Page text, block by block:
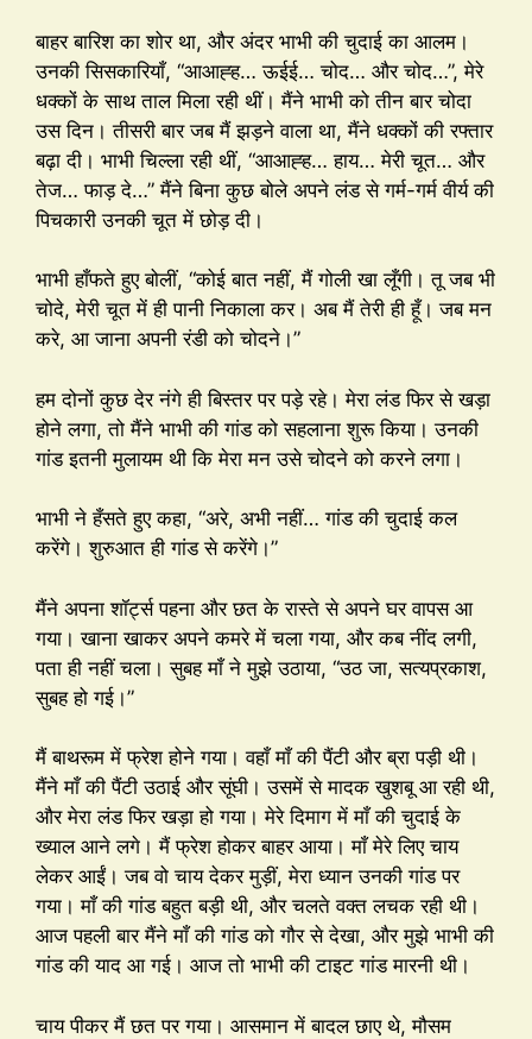
बाहर बारिश का शोर था, और अंदर भाभी की चुदाई का आलम।
उनकी सिसकारियाँ, “आआह्ह… ऊईई… चोद… और चोद…”, मेरे
धक्कों के साथ ताल मिला रही थीं। मैंने भाभी को तीन बार चोदा
उस दिन। तीसरी बार जब मैं झड़ने वाला था, मैंने धक्कों की रफ्तार
बढ़ा दी। भाभी चिल्ला रही थीं, “आआह्ह… हाय… मेरी चूत… और
तेज… फाड़ दे…” मैंने बिना कुछ बोले अपने लंड से गर्म-गर्म वीर्य की
पिचकारी उनकी चूत में छोड़ दी।
भाभी हाँफते हुए बोलीं, “कोई बात नहीं, मैं गोली खा लूँगी। तू जब भी
चोदे, मेरी चूत में ही पानी निकाला कर। अब मैं तेरी ही हूँ। जब मन
करे, आ जाना अपनी रंडी को चोदने।”
हम दोनों कुछ देर नंगे ही बिस्तर पर पड़े रहे। मेरा लंड फिर से खड़ा
होने लगा, तो मैंने भाभी की गांड को सहलाना शुरू किया। उनकी
गांड इतनी मुलायम थी कि मेरा मन उसे चोदने को करने लगा।
भाभी ने हँसते हुए कहा, “अरे, अभी नहीं… गांड की चुदाई कल
करेंगे। शुरुआत ही गांड से करेंगे।”
मैंने अपना शॉर्ट्स पहना और छत के रास्ते से अपने घर वापस आ
गया। खाना खाकर अपने कमरे में चला गया, और कब नींद लगी,
पता ही नहीं चला। सुबह माँ ने मुझे उठाया, “उठ जा, सत्यप्रकाश,
सुबह हो गई।”
मैं बाथरूम में फ्रेश होने गया। वहाँ माँ की पैंटी और ब्रा पड़ी थी।
मैंने माँ की पैंटी उठाई और सूंघी। उसमें से मादक खुशबू आ रही थी,
और मेरा लंड फिर खड़ा हो गया। मेरे दिमाग में माँ की चुदाई के
ख्याल आने लगे। मैं फ्रेश होकर बाहर आया। माँ मेरे लिए चाय
लेकर आईं। जब वो चाय देकर मुड़ीं, मेरा ध्यान उनकी गांड पर
गया। माँ की गांड बहुत बड़ी थी, और चलते वक्त लचक रही थी।
आज पहली बार मैंने माँ की गांड को गौर से देखा, और मुझे भाभी की
गांड की याद आ गई। आज तो भाभी की टाइट गांड मारनी थी।
चाय पीकर मैं छत पर गया। आसमान में बादल छाए थे, मौसम